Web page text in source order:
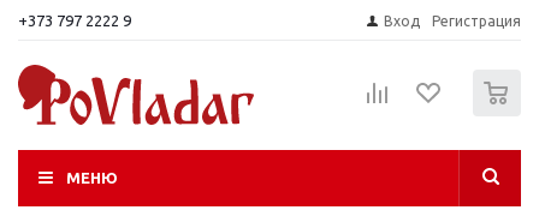
+373 797 2222 9 Вход Регистрация
МЕНЮ